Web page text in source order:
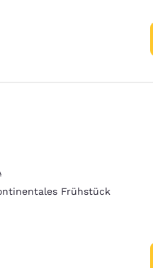
Frühstück